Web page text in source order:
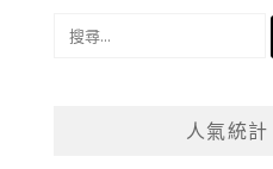
人氣統計